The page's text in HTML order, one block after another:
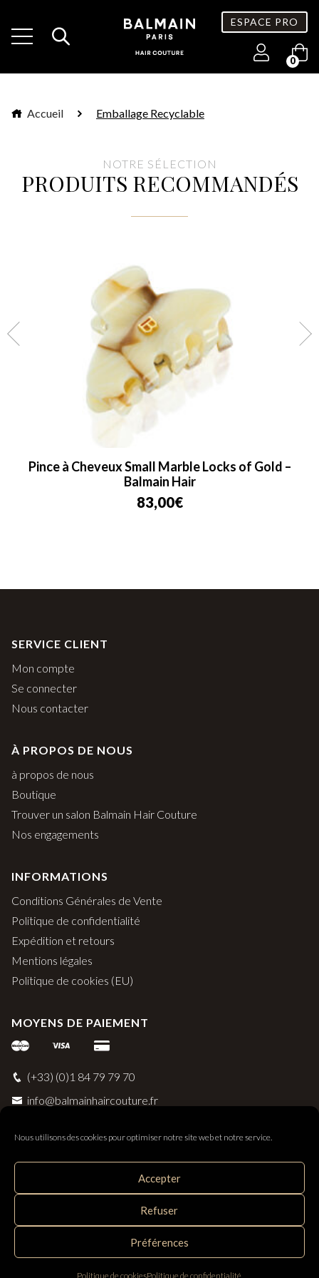
Nous utilisons des cookies pour optimiser notre site web et notre service.
Accepter
Refuser
Préférences
Politique de cookiesPolitique de confidentialité
ESPACE PRO
0
Accueil Emballage Recyclable
NOTRE SÉLECTION
PRODUITS RECOMMANDÉS
Pince à Cheveux Small Marble Locks of Gold –
Balmain Hair
83,00€
SERVICE CLIENT
Mon compte
Se connecter
Nous contacter
À PROPOS DE NOUS
à propos de nous
Boutique
Trouver un salon Balmain Hair Couture
Nos engagements
INFORMATIONS
Conditions Générales de Vente
Politique de confidentialité
Expédition et retours
Mentions légales
Politique de cookies (EU)
MOYENS DE PAIEMENT
(+33) (0)1 84 79 79 70
info@balmainhaircouture.fr
Balmain Paris Hair Couture
Distribué par SAS Follow Hair - 33 rue Surcouf 56230